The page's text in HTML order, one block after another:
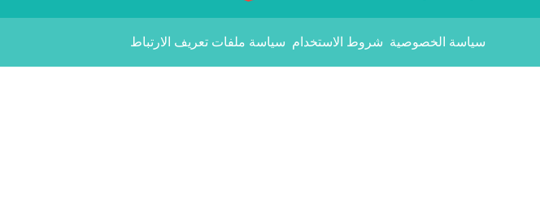
سياسة الخصوصية شروط الاستخدام سياسة ملفات تعريف الارتباط